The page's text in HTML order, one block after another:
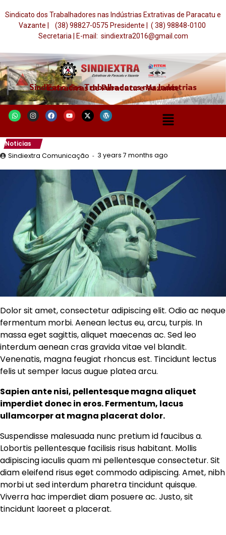
Sindicato dos Trabalhadores nas Indústrias Extrativas de Paracatu e
Vazante | (38) 98827-0575 Presidente | ( 38) 98848-0100
Secretaria | E-mail: sindiextra2016@gmail.com
Sindicato dos Trabalhadores nas Indústrias Extrativas de Paracatu e Vazante
Noticias
Sindiextra Comunicação 3 years 7 months ago
Dolor sit amet, consectetur adipiscing elit. Odio ac neque
fermentum morbi. Aenean lectus eu, arcu, turpis. In
massa eget sagittis, aliquet maecenas ac. Sed leo
interdum aenean cras gravida vitae vel blandit.
Venenatis, magna feugiat rhoncus est. Tincidunt lectus
felis ut semper lacus augue platea arcu.
Sapien ante nisi, pellentesque magna aliquet
imperdiet donec in eros. Fermentum, lacus
ullamcorper at magna placerat dolor.
Suspendisse malesuada nunc pretium id faucibus a.
Lobortis pellentesque facilisis risus habitant. Mollis
adipiscing iaculis quam mi pellentesque consectetur. Sit
diam eleifend risus eget commodo adipiscing. Amet, nibh
morbi ut sed interdum pharetra tincidunt quisque.
Viverra hac imperdiet diam posuere ac. Justo, sit
tincidunt laoreet a placerat.